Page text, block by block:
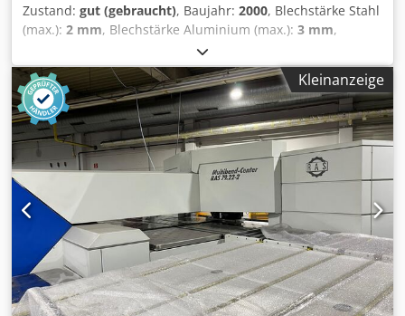
Zustand: gut (gebraucht), Baujahr: 2000, Blechstärke Stahl
(max.): 2 mm, Blechstärke Aluminium (max.): 3 mm,
Technische Merkmale: Maximale Arbeitslänge 2160 mm
Maximale Blechdicke (Stahl 400 N/mm2) 2,0 mm Maximale
Blechdicke (rostfreier Stahl) 1,5 mm Maximale Blechdicke
(Aluminium) 3,0 mm Maximale Blechbreite 1500 mm
Maximale vierseitige Falzhöhe * 203 mm
Biegeschaufelradius 180 Grad Breite der Maschine ca.
5500 mm Länge der Maschine ca. 7000 mm Höhe der
Maschine 2500 mm Dsdpfx Ajqzibtoateck Gesamtgewicht
21000 kg Leistung 18 kW Frequenz 50 Hz Druck 6 bar
INKLUSIVE Schleppladesystem
Kleinanzeige